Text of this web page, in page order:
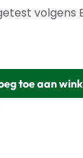
volgens
toe aan